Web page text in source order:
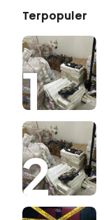
Terpopuler